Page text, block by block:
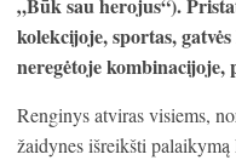
kolekcijoje, sportas,
neregėtoje kombinacijoje,
Renginys atviras visiems,
žaidynes išreikšti